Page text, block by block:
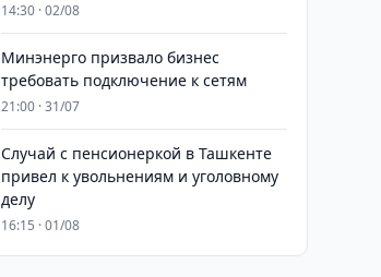
14:30 · 02/08
Минэнерго призвало бизнес
требовать подключение к сетям
21:00 · 31/07
Случай с пенсионеркой в Ташкенте
привел к увольнениям и уголовному
делу
16:15 · 01/08